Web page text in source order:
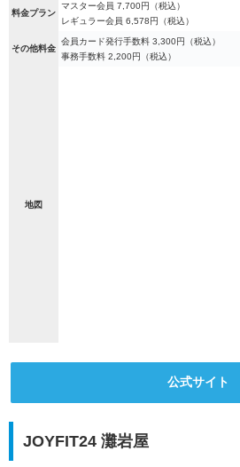
料金プラン
マスター会員 7,700円（税込）
レギュラー会員 6,578円（税込）
その他料金
会員カード発行手数料 3,300円（税込）
事務手数料 2,200円（税込）
地図
公式サイト
JOYFIT24 灘岩屋